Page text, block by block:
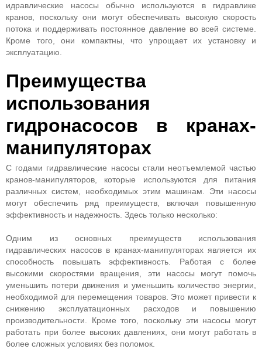
идравлические насосы обычно используются в гидравлике
кранов, поскольку они могут обеспечивать высокую скорость
потока и поддерживать постоянное давление во всей системе.
Кроме того, они компактны, что упрощает их установку и
эксплуатацию.
Преимущества
использования
гидронасосов в кранах-
манипуляторах
С годами гидравлические насосы стали неотъемлемой частью
кранов-манипуляторов, которые используются для питания
различных систем, необходимых этим машинам. Эти насосы
могут обеспечить ряд преимуществ, включая повышенную
эффективность и надежность. Здесь только несколько:
Одним из основных преимуществ использования
гидравлических насосов в кранах-манипуляторах является их
способность повышать эффективность. Работая с более
высокими скоростями вращения, эти насосы могут помочь
уменьшить потери движения и уменьшить количество энергии,
необходимой для перемещения товаров. Это может привести к
снижению эксплуатационных расходов и повышению
производительности. Кроме того, поскольку эти насосы могут
работать при более высоких давлениях, они могут работать в
более сложных условиях без поломок.